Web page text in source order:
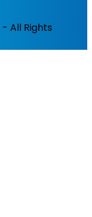
All Rights